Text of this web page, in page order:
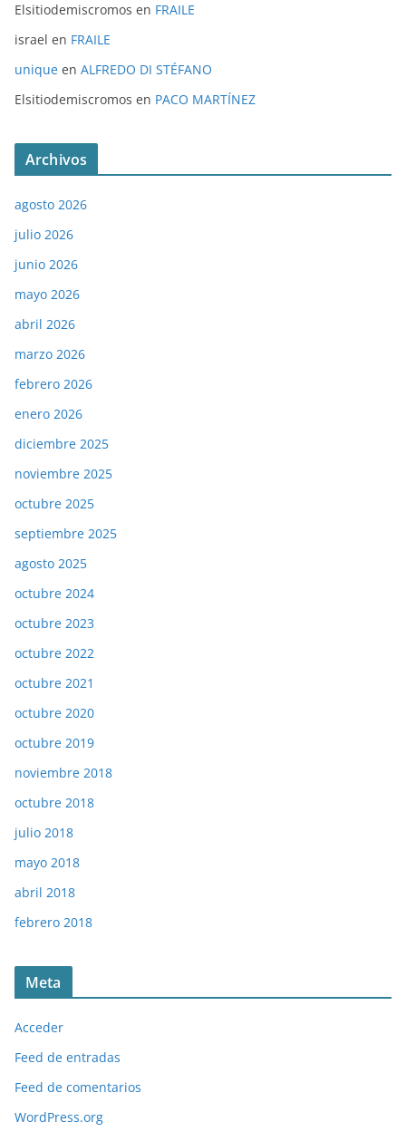
Elsitiodemiscromos en FRAILE
israel en FRAILE
unique en ALFREDO DI STÉFANO
Elsitiodemiscromos en PACO MARTÍNEZ
Archivos
agosto 2026
julio 2026
junio 2026
mayo 2026
abril 2026
marzo 2026
febrero 2026
enero 2026
diciembre 2025
noviembre 2025
octubre 2025
septiembre 2025
agosto 2025
octubre 2024
octubre 2023
octubre 2022
octubre 2021
octubre 2020
octubre 2019
noviembre 2018
octubre 2018
julio 2018
mayo 2018
abril 2018
febrero 2018
Meta
Acceder
Feed de entradas
Feed de comentarios
WordPress.org